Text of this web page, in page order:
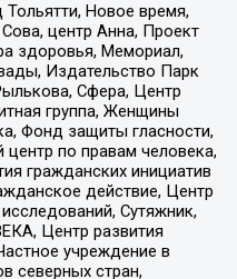
Новое время,
центр Анна, Проект
здоровья, Мемориал,
Издательство Парк
Сфера, Центр
группа, Женщины
Фонд защиты гласности,
центр по правам человека,
гражданских инициатив
действие, Центр
Сутяжник,
Центр развития
учреждение в
северных стран,